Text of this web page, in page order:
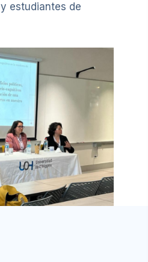
estudiantes de